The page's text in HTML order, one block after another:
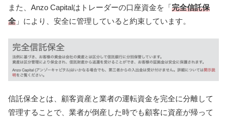
また、Anzo Capitalはトレーダーの口座資金を「完全信託保
全」により、安全に管理していると約束しています。
信託保全とは、顧客資産と業者の運転資金を完全に分離して
管理することで、業者が倒産した時でも顧客に資産が帰って